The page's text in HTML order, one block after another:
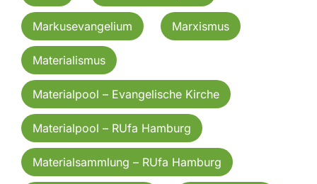
Markusevangelium Marxismus
Materialismus
Materialpool – Evangelische Kirche
Materialpool – RUfa Hamburg
Materialsammlung – RUfa Hamburg